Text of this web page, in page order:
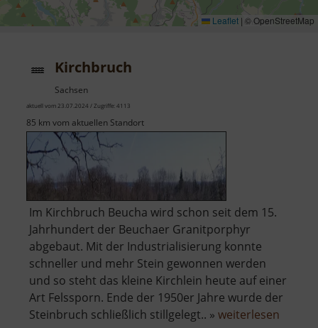
Leaflet | © OpenStreetMap
Kirchbruch
Sachsen
aktuell vom 23.07.2024 / Zugriffe: 4113
85 km vom aktuellen Standort
Im Kirchbruch Beucha wird schon seit dem 15.
Jahrhundert der Beuchaer Granitporphyr
abgebaut. Mit der Industrialisierung konnte
schneller und mehr Stein gewonnen werden
und so steht das kleine Kirchlein heute auf einer
Art Felssporn. Ende der 1950er Jahre wurde der
Steinbruch schließlich stillgelegt.. » weiterlesen